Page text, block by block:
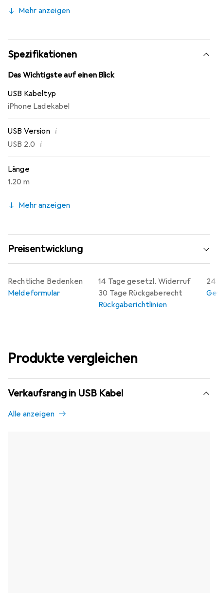
Kabelgewirr zu vermeiden, ohne die Flexibilität
Mehr anzeigen
Spezifikationen
Das Wichtigste auf einen Blick
USB Kabeltyp
iPhone Ladekabel
USB Version i
USB 2.0 i
Länge
1.20 m
Mehr anzeigen
Preisentwicklung
14 Tage gesetzl. Widerruf
30 Tage Rückgaberecht
Rückgaberichtlinien
24
Rechtliche Bedenken
Meldeformular
Produkte vergleichen
Verkaufsrang in USB Kabel
Alle anzeigen